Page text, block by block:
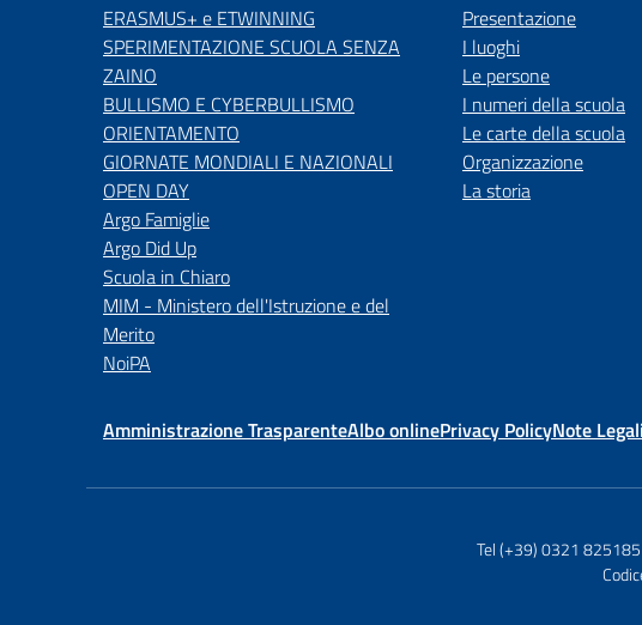
ERASMUS+ e ETWINNING
SPERIMENTAZIONE SCUOLA SENZA
ZAINO
BULLISMO E CYBERBULLISMO
ORIENTAMENTO
GIORNATE MONDIALI E NAZIONALI
OPEN DAY
Argo Famiglie
Argo Did Up
Scuola in Chiaro
MIM - Ministero dell'Istruzione e del
Merito
NoiPA
Presentazione
I luoghi
Le persone
I numeri della scuola
Le carte della scuola
Organizzazione
La storia
Amministrazione TrasparenteAlbo onlinePrivacy PolicyNote Legali
Tel (+39) 0321 825185